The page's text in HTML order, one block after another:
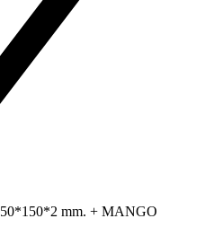
mm. + MANGO